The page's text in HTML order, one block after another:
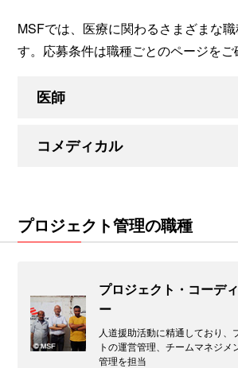
MSFでは、医療に関わるさまざまな
す。応募条件は職種ごとのページをご
医師
コメディカル
プロジェクト管理の職種
プロジェクト・コーデ
ー
人道援助活動に精通しており、
トの運営管理、チームマネジメ
管理を担当